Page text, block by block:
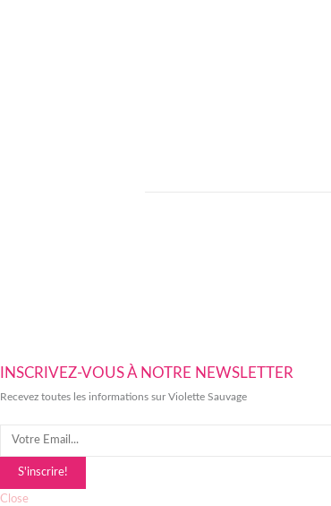
INSCRIVEZ-VOUS À NOTRE NEWSLETTER
Recevez toutes les informations sur Violette Sauvage
S'inscrire!
Close